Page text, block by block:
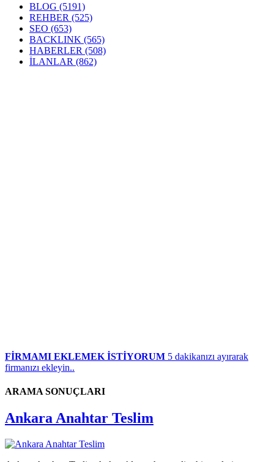
BLOG (5191)
REHBER (525)
SEO (653)
BACKLINK (565)
HABERLER (508)
İLANLAR (862)
FİRMAMI EKLEMEK İSTİYORUM 5 dakikanızı ayırarak
firmanızı ekleyin..
ARAMA SONUÇLARI
Ankara Anahtar Teslim